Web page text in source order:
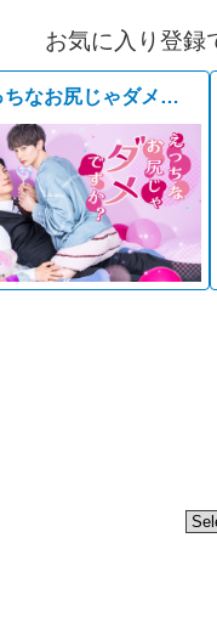
お気に入り登録
えっちなお尻じゃダメですか？